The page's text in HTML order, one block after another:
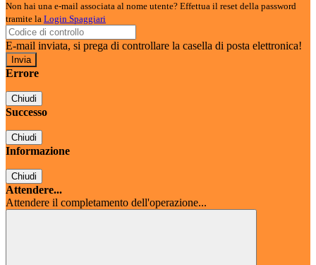
Non hai una e-mail associata al nome utente? Effettua il reset della password
tramite la Login Spaggiari
E-mail inviata, si prega di controllare la casella di posta elettronica!
Errore
Chiudi
Successo
Chiudi
Informazione
Chiudi
Attendere...
Attendere il completamento dell'operazione...